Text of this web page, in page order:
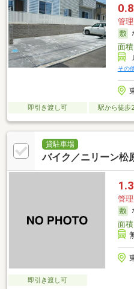
管
面積
その
即引き渡し可 駅から徒歩
貸駐車場
バイク／ニリーン松
管
面積
即引き渡し可